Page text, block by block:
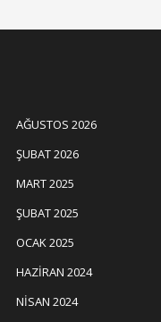
AĞUSTOS 2026
ŞUBAT 2026
MART 2025
ŞUBAT 2025
OCAK 2025
HAZIRAN 2024
NISAN 2024